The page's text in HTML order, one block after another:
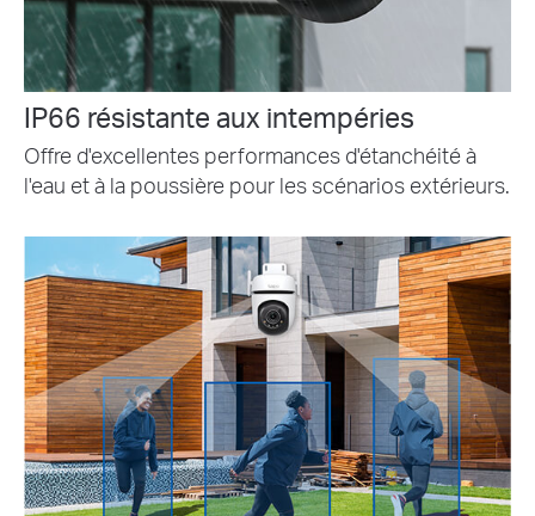
IP66 résistante aux intempéries
Offre d'excellentes performances d'étanchéité à
l'eau et à la poussière pour les scénarios extérieurs.